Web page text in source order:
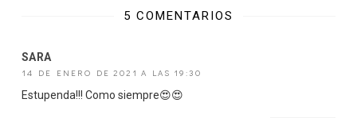
5 COMENTARIOS
SARA
14 DE ENERO DE 2021 A LAS 19:30
Estupenda!!! Como siempre😍😍